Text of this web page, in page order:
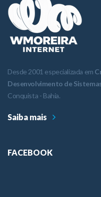
Desde 2001 especializada em
Desenvolvimento de
Conquista - Bahia.
Saiba mais
FACEBOOK